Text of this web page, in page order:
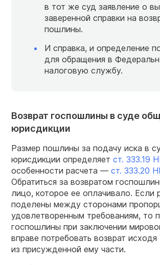
в тот же суд заявление о
заверенной справки на
пошлины.
И справка, и определение
для обращения в
налоговую службу.
Возврат госпошлины в суде
юрисдикции
Размер пошлины за подачу иска в
юрисдикции определяет ст. 333.19
особенности расчета — ст. 333.20
Обратиться за возвратом
лицо, которое ее оплачивало. Если
поделены между сторонами
удовлетворенным требованиям, то
госпошлины при заключении
вправе потребовать возврат исходя
из присужденной ему части.